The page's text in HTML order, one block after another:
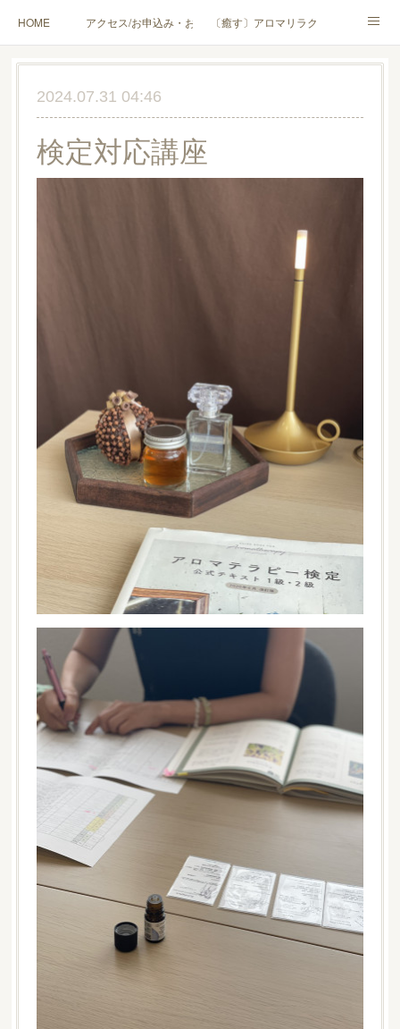
HOME アクセス/お申込み・お問合せ〔癒す〕アロマリラクゼーション
〔学ぶ〕AEAJ資格対応コース〔学ぶ〕トリートメント実技講座／介護アロマ講座
ハンモックよもぎ蒸し® HAMMOCK SAUNA® アカデミー厚木校
YouTube［アロマ・ハーブクラフト］
2024.07.31 04:46
検定対応講座